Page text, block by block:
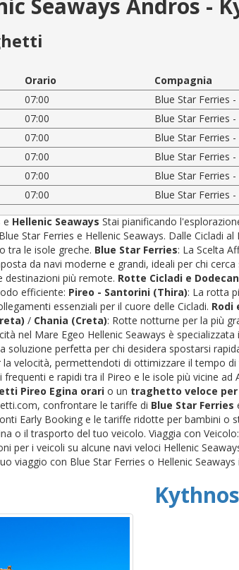
Seaways Andros -
Orario Compagnia
07:00 Blue Star Ferries
07:00 Blue Star Ferries
07:00 Blue Star Ferries
07:00 Blue Star Ferries
07:00 Blue Star Ferries
07:00 Blue Star Ferries
e Hellenic Seaways Stai pianificando
Star Ferries e Hellenic Seaways. Dalle Cicladi
tra le isole greche. Blue Star Ferries: La Scelta
da navi moderne e grandi, ideali per chi
destinazioni più remote. Rotte Cicladi e
efficiente: Pireo - Santorini (Thira): La rotta
essenziali per il cuore delle Cicladi. Rodi
/ Chania (Creta): Rotte notturne per la più
nel Mare Egeo Hellenic Seaways è
soluzione perfetta per chi desidera spostarsi
la velocità, permettendoti di ottimizzare il tempo di
frequenti e rapidi tra il Pireo e le isole più vicine ad
Pireo Egina orari o un traghetto veloce per
confrontare le tariffe di Blue Star Ferries
Early Booking e le tariffe ridotte per bambini o
o il trasporto del tuo veicolo. Viaggia con
per i veicoli su alcune navi veloci Hellenic
viaggio con Blue Star Ferries o Hellenic
Kythnos